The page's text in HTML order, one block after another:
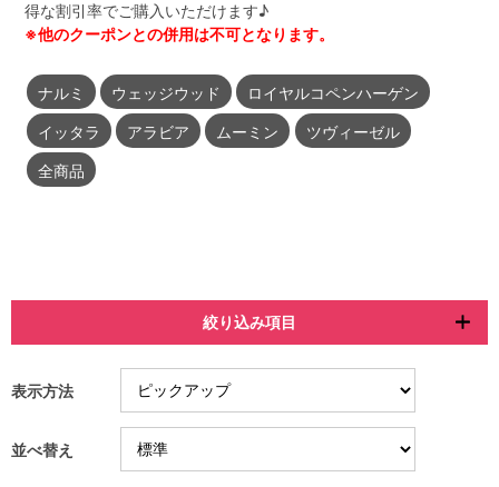
得な割引率でご購入いただけます♪
※他のクーポンとの併用は不可となります。
ナルミ ウェッジウッド ロイヤルコペンハーゲン
イッタラ アラビア ムーミン ツヴィーゼル
全商品
絞り込み項目
表示方法
並べ替え